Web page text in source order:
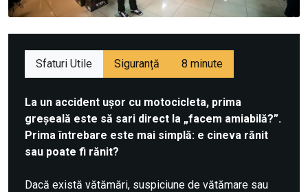
Sfaturi Utile Siguranță 8 minute
La un accident ușor cu motocicleta, prima
greșeală este să sari direct la „facem amiabilă?”.
Prima întrebare este mai simplă: e cineva rănit
sau poate fi rănit?
Dacă există vătămări, suspiciune de vătămare sau